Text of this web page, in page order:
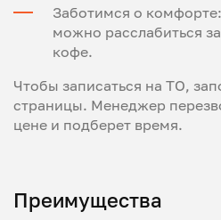
Заботимся о
можно расслабиться
кофе.
Чтобы записаться на ТО,
страницы. Менеджер
цене и подберет время.
Преимущества